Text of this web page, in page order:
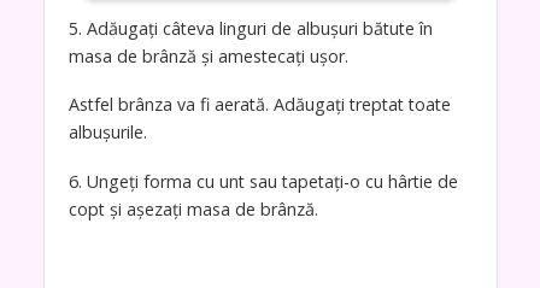
5. Adăugați câteva linguri de albușuri bătute în
masa de brânză și amestecați ușor.
Astfel brânza va fi aerată. Adăugați treptat toate
albușurile.
6. Ungeți forma cu unt sau tapetați-o cu hârtie de
copt și așezați masa de brânză.